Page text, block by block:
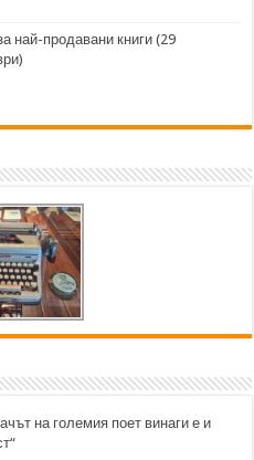
най-продавани книги (29
на големия поет винаги е и